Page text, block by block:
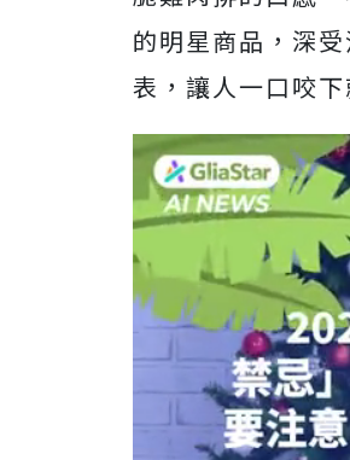
的明星商品，深
表，讓人一口咬